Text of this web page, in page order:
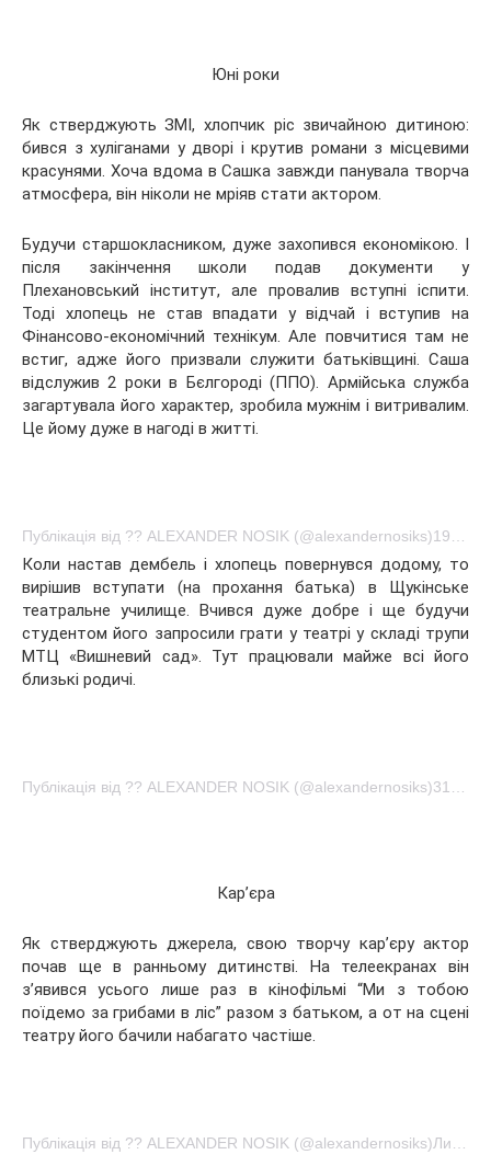
Юні роки
Як стверджують ЗМІ, хлопчик ріс звичайною дитиною:
бився з хуліганами у дворі і крутив романи з місцевими
красунями. Хоча вдома в Сашка завжди панувала творча
атмосфера, він ніколи не мріяв стати актором.
Будучи старшокласником, дуже захопився економікою. І
після закінчення школи подав документи у
Плехановський інститут, але провалив вступні іспити.
Тоді хлопець не став впадати у відчай і вступив на
Фінансово-економічний технікум. Але повчитися там не
встиг, адже його призвали служити батьківщині. Саша
відслужив 2 роки в Бєлгороді (ППО). Армійська служба
загартувала його характер, зробила мужнім і витривалим.
Це йому дуже в нагоді в житті.
Коли настав дембель і хлопець повернувся додому, то
вирішив вступати (на прохання батька) в Щукінське
театральне училище. Вчився дуже добре і ще будучи
студентом його запросили грати у театрі у складі трупи
МТЦ «Вишневий сад». Тут працювали майже всі його
близькі родичі.
Кар’єра
Як стверджують джерела, свою творчу кар’єру актор
почав ще в ранньому дитинстві. На телеекранах він
з’явився усього лише раз в кінофільмі “Ми з тобою
поїдемо за грибами в ліс” разом з батьком, а от на сцені
театру його бачили набагато частіше.